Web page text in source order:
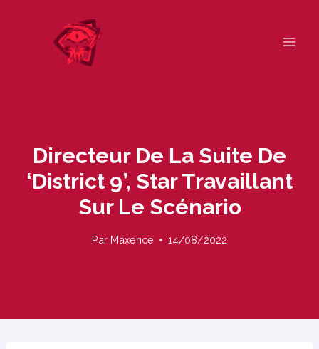
Directeur De La Suite De
‘District 9’, Star Travaillant
Sur Le Scénario
Par Maxence 14/08/2022